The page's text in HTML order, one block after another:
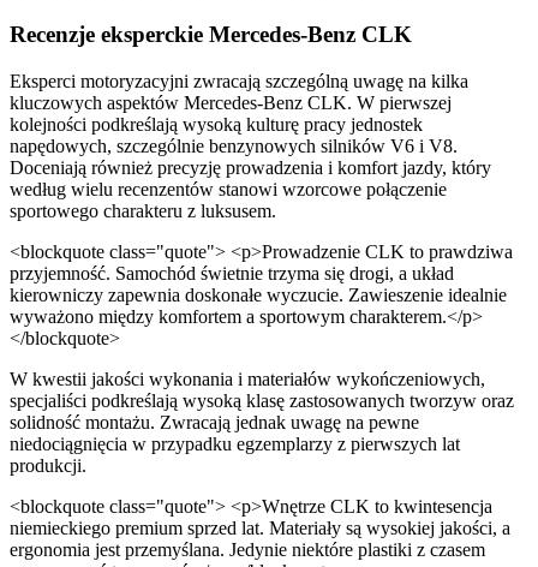
Recenzje eksperckie Mercedes-Benz CLK
Eksperci motoryzacyjni zwracają szczególną uwagę na kilka
kluczowych aspektów Mercedes-Benz CLK. W pierwszej
kolejności podkreślają wysoką kulturę pracy jednostek
napędowych, szczególnie benzynowych silników V6 i V8.
Doceniają również precyzję prowadzenia i komfort jazdy, który
według wielu recenzentów stanowi wzorcowe połączenie
sportowego charakteru z luksusem.
<blockquote class="quote"> <p>Prowadzenie CLK to prawdziwa
przyjemność. Samochód świetnie trzyma się drogi, a układ
kierowniczy zapewnia doskonałe wyczucie. Zawieszenie idealnie
wyważono między komfortem a sportowym charakterem.</p>
</blockquote>
W kwestii jakości wykonania i materiałów wykończeniowych,
specjaliści podkreślają wysoką klasę zastosowanych tworzyw oraz
solidność montażu. Zwracają jednak uwagę na pewne
niedociągnięcia w przypadku egzemplarzy z pierwszych lat
produkcji.
<blockquote class="quote"> <p>Wnętrze CLK to kwintesencja
niemieckiego premium sprzed lat. Materiały są wysokiej jakości, a
ergonomia jest przemyślana. Jedynie niektóre plastiki z czasem